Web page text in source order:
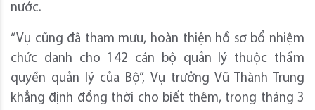
nước.
“Vụ cũng đã tham mưu, hoàn thiện hồ sơ bổ nhiệm
chức danh cho 142 cán bộ quản lý thuộc thẩm
quyền quản lý của Bộ”, Vụ trưởng Vũ Thành Trung
khẳng định đồng thời cho biết thêm, trong tháng 3